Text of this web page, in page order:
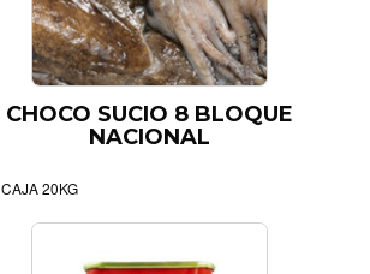
CHOCO SUCIO 8 BLOQUE
NACIONAL
CAJA 20KG